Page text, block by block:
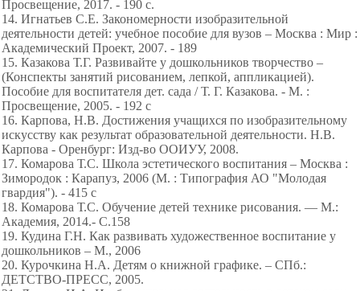
Просвещение, 2017. - 190 с.
14. Игнатьев С.Е. Закономерности изобразительной
деятельности детей: учебное пособие для вузов – Москва : Мир :
Академический Проект, 2007. - 189
15. Казакова Т.Г. Развивайте у дошкольников творчество –
(Конспекты занятий рисованием, лепкой, аппликацией).
Пособие для воспитателя дет. сада / Т. Г. Казакова. - М. :
Просвещение, 2005. - 192 с
16. Карпова, Н.В. Достижения учащихся по изобразительному
искусству как результат образовательной деятельности. Н.В.
Карпова - Оренбург: Изд-во ООИУУ, 2008.
17. Комарова Т.С. Школа эстетического воспитания – Москва :
Зимородок : Карапуз, 2006 (М. : Типография АО "Молодая
гвардия"). - 415 с
18. Комарова Т.С. Обучение детей технике рисования. — М.:
Академия, 2014.- С.158
19. Кудина Г.Н. Как развивать художественное воспитание у
дошкольников – М., 2006
20. Курочкина Н.А. Детям о книжной графике. – СПб.:
ДЕТСТВО-ПРЕСС, 2005.